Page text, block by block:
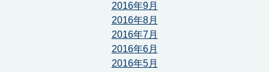
2016年9月
2016年8月
2016年7月
2016年6月
2016年5月